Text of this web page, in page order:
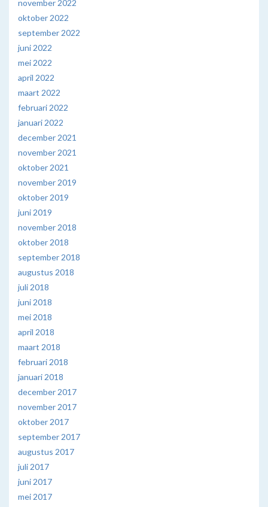
november 2022
oktober 2022
september 2022
juni 2022
mei 2022
april 2022
maart 2022
februari 2022
januari 2022
december 2021
november 2021
oktober 2021
november 2019
oktober 2019
juni 2019
november 2018
oktober 2018
september 2018
augustus 2018
juli 2018
juni 2018
mei 2018
april 2018
maart 2018
februari 2018
januari 2018
december 2017
november 2017
oktober 2017
september 2017
augustus 2017
juli 2017
juni 2017
mei 2017